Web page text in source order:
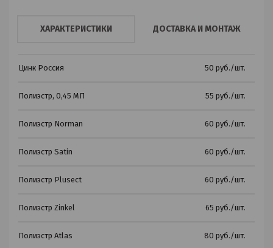
ХАРАКТЕРИСТИКИ ДОСТАВКА И МОНТАЖ
Цинк Россия 50 руб./шт.
Полиэстр, 0,45 МП 55 руб./шт.
Полиэстр Norman 60 руб./шт.
Полиэстр Satin 60 руб./шт.
Полиэстр Plusect 60 руб./шт.
Полиэстр Zinkel 65 руб./шт.
Полиэстр Atlas 80 руб./шт.